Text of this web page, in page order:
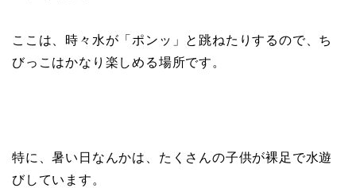
ここは、時々水が「ポンッ」と跳ねたりするので、ち
びっこはかなり楽しめる場所です。
特に、暑い日なんかは、たくさんの子供が裸足で水遊
びしています。